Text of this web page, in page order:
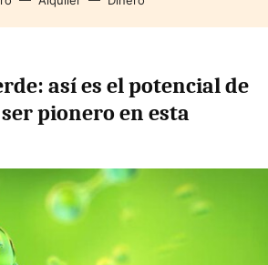
así es el potencial de
pionero en esta